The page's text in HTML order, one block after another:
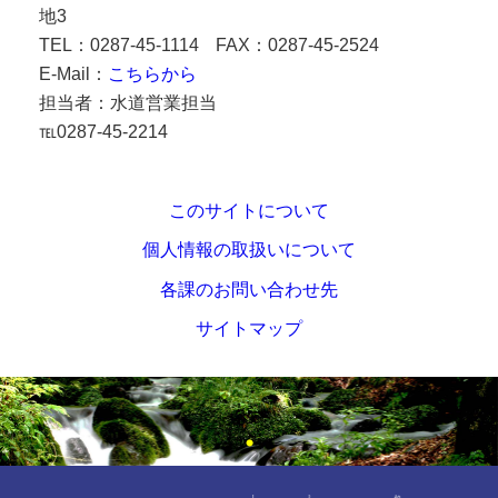
地3
TEL：0287-45-1114
FAX：0287-45-2524
E-Mail： こちらから
担当者： 水道営業担当
℡0287-45-2214
このサイトについて
個人情報の取扱いについて
各課のお問い合わせ先
サイトマップ